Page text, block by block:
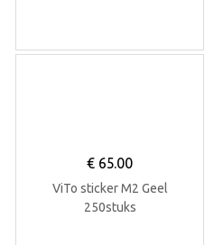
€65.00
ViTo sticker M2 Geel
250stuks